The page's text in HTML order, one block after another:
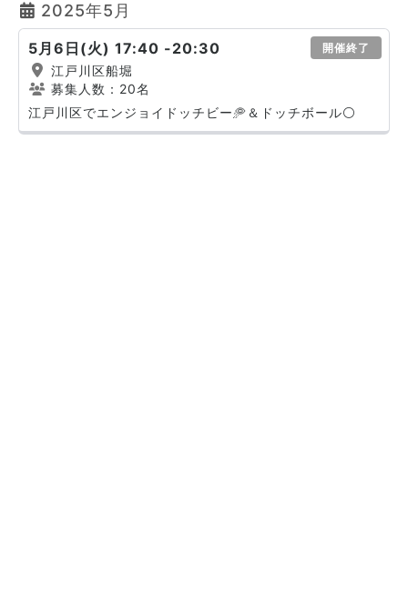
2025年5月
5月6日(火) 17:40 -20:30 開催終了
江戸川区船堀
募集人数：20名
江戸川区でエンジョイドッチビー🥏＆ドッチボール⚪️